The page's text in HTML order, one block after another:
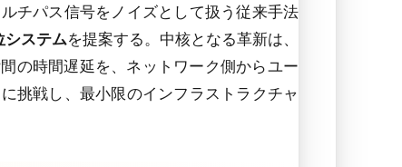
チパス信号をノイズとして扱う従来手法
システムを提案する。中核となる革新は、
時間遅延を、ネットワーク側からユー
挑戦し、最小限のインフラストラクチャ